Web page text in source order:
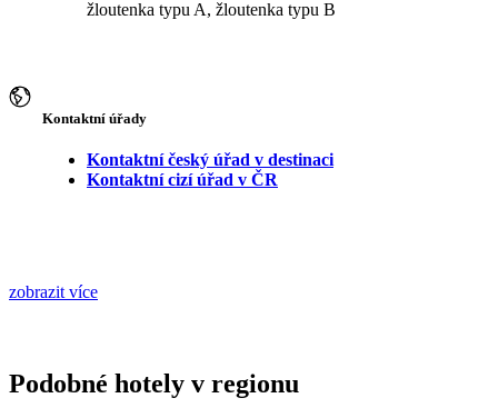
žloutenka typu A, žloutenka typu B
Kontaktní úřady
Kontaktní český úřad v destinaci
Kontaktní cizí úřad v ČR
zobrazit více
Podobné hotely v regionu